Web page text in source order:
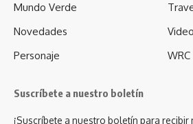
Mundo Verde
Novedades
Personaje
Video
WRC
Suscríbete a nuestro boletín
¡Suscríbete a nuestro boletín para